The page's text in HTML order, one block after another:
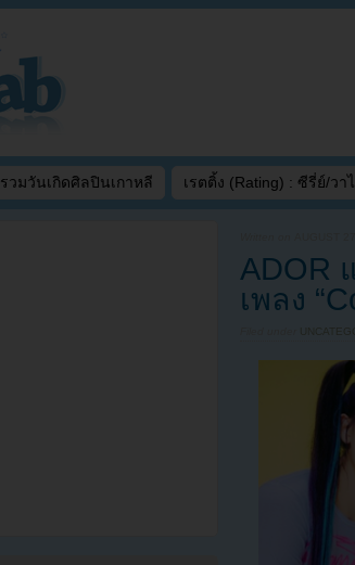
รวมวันเกิดศิลปินเกาหลี เรตติ้ง (Rating) : ซีรี่ย์/วา
ADOR
เพลง